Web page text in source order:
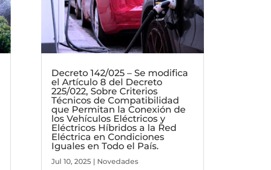
Decreto 142/025 – Se modifica
el Artículo 8 del Decreto
225/022, Sobre Criterios
Técnicos de Compatibilidad
que Permitan la Conexión de
los Vehículos Eléctricos y
Eléctricos Híbridos a la Red
Eléctrica en Condiciones
Iguales en Todo el País.
Jul 10, 2025| Novedades